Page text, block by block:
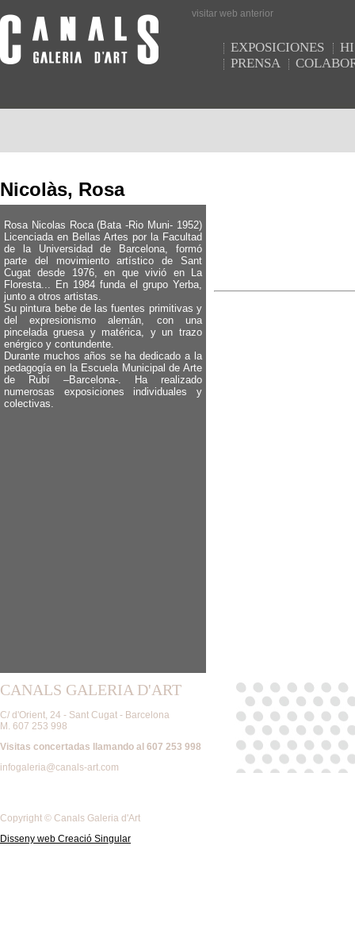
visitar web anterior
EXPOSICIONES
PRENSA
Nicolàs, Rosa
Rosa Nicolas Roca (Bata -Rio Muni- 1952)
Licenciada en Bellas Artes por la Facultad
de la Universidad de Barcelona, formó
parte del movimiento artístico de Sant
Cugat desde 1976, en que vivió en La
Floresta... En 1984 funda el grupo Yerba,
junto a otros artistas.
Su pintura bebe de las fuentes primitivas y
del expresionismo alemán, con una
pincelada gruesa y matérica, y un trazo
enérgico y contundente.
Durante muchos años se ha dedicado a la
pedagogía en la Escuela Municipal de Arte
de Rubí –Barcelona-. Ha realizado
numerosas exposiciones individuales y
colectivas.
CANALS GALERIA D'ART
C/ d'Orient, 24 - Sant Cugat - Barcelona
M. 607 253 998
Visitas concertadas llamando al 607 253 998
infogaleria@canals-art.com
Copyright © Canals Galeria d'Art
Disseny web Creació Singular